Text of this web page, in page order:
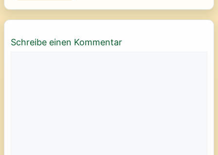
Schreibe einen Kommentar